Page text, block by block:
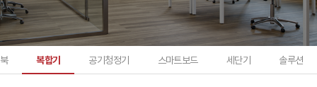
복합기 공기청정기 스마트보드 세단기 솔루션